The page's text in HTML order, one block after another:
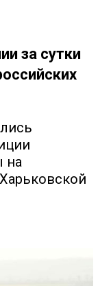
за сутки
на